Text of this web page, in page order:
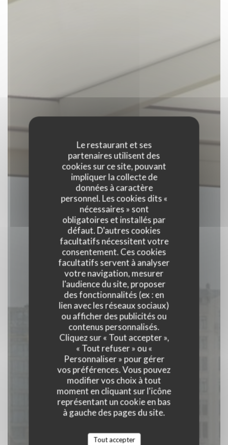
Le restaurant et ses
partenaires utilisent des
cookies sur ce site, pouvant
impliquer la collecte de
données à caractère
personnel. Les cookies dits «
nécessaires » sont
obligatoires et installés par
défaut. D'autres cookies
facultatifs nécessitent votre
consentement. Ces cookies
facultatifs servent à analyser
votre navigation, mesurer
l'audience du site, proposer
des fonctionnalités (ex : en
lien avec les réseaux sociaux)
ou afficher des publicités ou
contenus personnalisés.
Cliquez sur « Tout accepter »,
« Tout refuser » ou «
Personnaliser » pour gérer
vos préférences. Vous pouvez
modifier vos choix à tout
moment en cliquant sur l'icône
représentant un cookie en bas
à gauche des pages du site.
Tout accepter
Liberty
BRASSERIE|ANTWERPEN
RÉSERVER